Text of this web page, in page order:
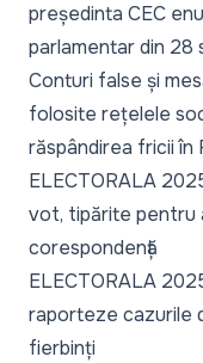
președinta CEC
parlamentar din 28
Conturi false și
folosite rețelele
răspândirea fricii în
ELECTORALA
vot, tipărite pentru
corespondență
ELECTORALA
raporteze cazurile
fierbinți